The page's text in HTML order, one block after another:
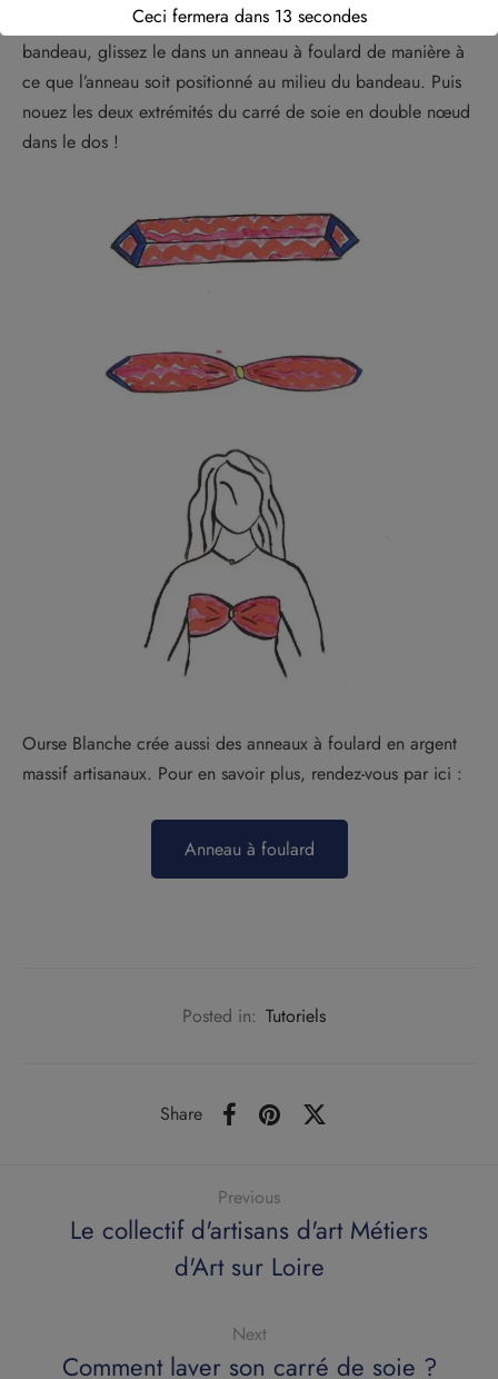
de soie en top bikini ! Pliez votre grand foulard en
bandeau, glissez le dans un anneau à foulard de manière à
ce que l’anneau soit positionné au milieu du bandeau. Puis
nouez les deux extrémités du carré de soie en double nœud
dans le dos !
Ourse Blanche crée aussi des anneaux à foulard en argent
massif artisanaux. Pour en savoir plus, rendez-vous par ici :
Anneau à foulard
Posted in: Tutoriels
Share
Previous
Le collectif d'artisans d'art Métiers
d'Art sur Loire
Next
Comment laver son carré de soie ?
Ceci fermera dans 12 secondes